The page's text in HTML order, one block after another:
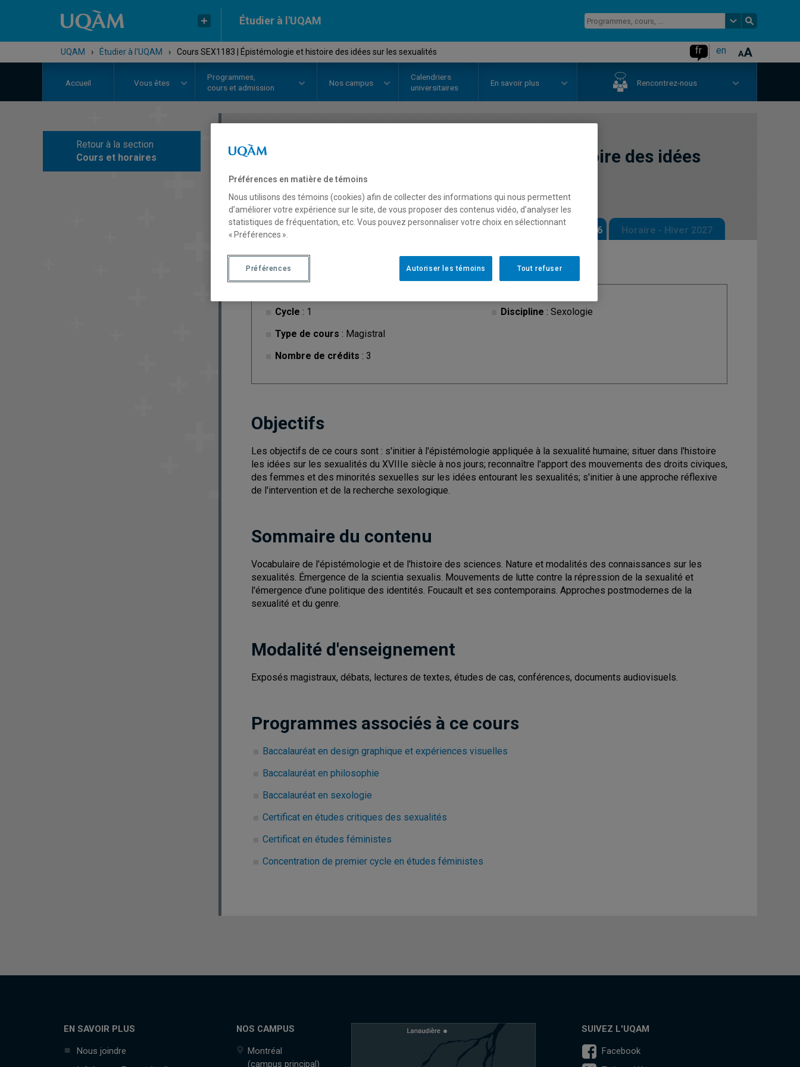
Étudier à l'UQAM
UQAM › Étudier à l'UQAM › Cours SEX1183 | Épistémologie et histoire des idées sur les sexualités fr en
Accueil Vous êtes
Programmes,
cours et admission
Nos campus
Calendriers
universitaires
En savoir plus Rencontrez-nous
Retour à la section
Cours et horaires
COURS
Épistémologie et histoire des idées
sur les sexualités
Description Horaire - Été 2026 Horaire - Automne 2026 Horaire - Hiver 2027
Cycle : 1
Type de cours : Magistral
Nombre de crédits : 3
Discipline : Sexologie
Objectifs
Les objectifs de ce cours sont : s'initier à l'épistémologie appliquée à la sexualité humaine; situer dans l'histoire
les idées sur les sexualités du XVIIIe siècle à nos jours; reconnaître l'apport des mouvements des droits civiques,
des femmes et des minorités sexuelles sur les idées entourant les sexualités; s'initier à une approche réflexive
de l'intervention et de la recherche sexologique.
Sommaire du contenu
Vocabulaire de l'épistémologie et de l'histoire des sciences. Nature et modalités des connaissances sur les
sexualités. Émergence de la scientia sexualis. Mouvements de lutte contre la répression de la sexualité et
l'émergence d'une politique des identités. Foucault et ses contemporains. Approches postmodernes de la
sexualité et du genre.
Modalité d'enseignement
Exposés magistraux, débats, lectures de textes, études de cas, conférences, documents audiovisuels.
Programmes associés à ce cours
Baccalauréat en design graphique et expériences visuelles
Baccalauréat en philosophie
Baccalauréat en sexologie
Certificat en études critiques des sexualités
Certificat en études féministes
Concentration de premier cycle en études féministes
EN SAVOIR PLUS
Nous joindre
NOS CAMPUS
Montréal
(campus principal)
SUIVEZ L'UQAM
Facebook
Préférences en matière de témoins
Nous utilisons des témoins (cookies) afin de collecter des informations qui nous permettent
d’améliorer votre expérience sur le site, de vous proposer des contenus vidéo, d’analyser les
statistiques de fréquentation, etc. Vous pouvez personnaliser votre choix en sélectionnant
« Préférences ».
Tout refuser
Autoriser les témoins
Préférences